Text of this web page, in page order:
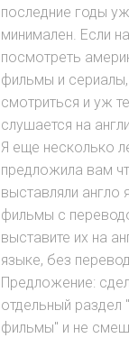
последние годы
минимален. Если
посмотреть
фильмы и
смотриться и уж
слушается на
Я еще несколько
предложила вам
выставляли англо
фильмы с
выставите их на
языке, без
Предложение:
отдельный
фильмы" и не